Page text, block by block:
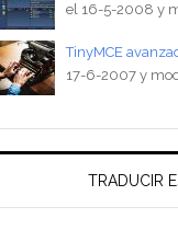
el 16-5-2008 y
TinyMCE
17-6-2007 y
TRADUCIR